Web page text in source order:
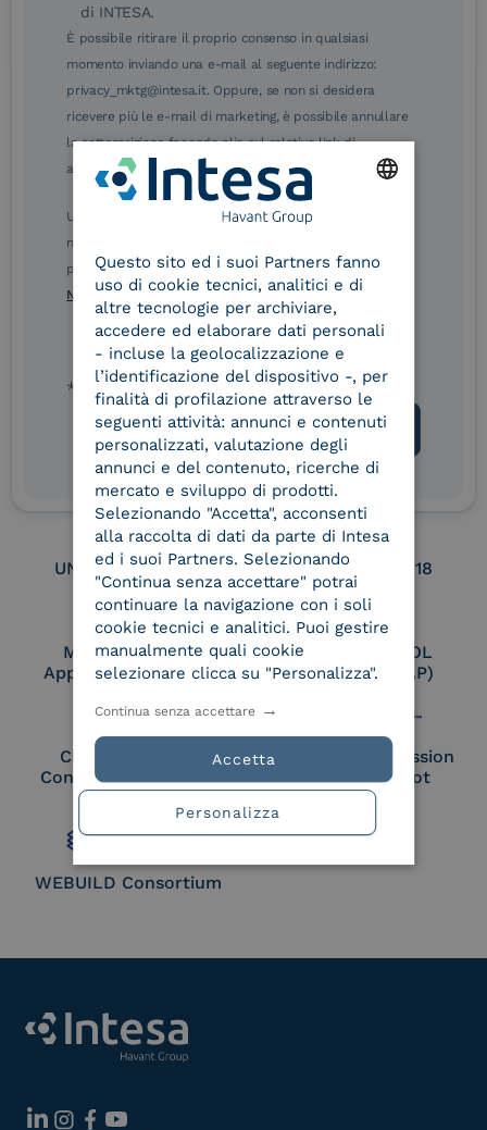
eIDAS Qualified Trust
Service Provider
eIDAS Qualified Trust
Service Provider for
Electronic Signature /
Seal Creation
Service Provider e
Aggregatore SPID
Service Provider e
Aggregatore CIE
Conservatore
qualificato
UNI EN ISO 37001
UNI EN ISO 9001 UNI EN ISO 27001
UNI EN ISO 27017 UNI EN ISO 27018
Membro Adobe
Approved Trust List
Certified PEPPOL
Access Point (AP)
Cloud Signature
Consortium Member
European Commission
Large Scale Pilot
Member
WEBUILD Consortium
di INTESA.
È possibile ritirare il proprio consenso in qualsiasi
momento inviando una e-mail al seguente indirizzo:
privacy_mktg@intesa.it. Oppure, se non si desidera
ricevere più le e-mail di marketing, è possibile annullare
la sottoscrizione facendo clic sul relativo link di
annullamento sottoscrizione, in qualsiasi e-mail.
Ulteriori informazioni sulle procedure sono disponibili
nelle Norme di tutela della privacy INTESA. Inoltrando il
presente modulo, dichiaro di aver letto e compreso le
Norme di tutela della privacy INTESA.
* campo obbligatorio
ITALIAN
Questo sito ed i suoi Partners fanno
uso di cookie tecnici, analitici e di
altre tecnologie per archiviare,
accedere ed elaborare dati personali
- incluse la geolocalizzazione e
l’identificazione del dispositivo -, per
finalità di profilazione attraverso le
seguenti attività: annunci e contenuti
personalizzati, valutazione degli
annunci e del contenuto, ricerche di
mercato e sviluppo di prodotti.
Selezionando "Accetta", acconsenti
alla raccolta di dati da parte di Intesa
ed i suoi Partners. Selezionando
"Continua senza accettare" potrai
continuare la navigazione con i soli
cookie tecnici e analitici. Puoi gestire
manualmente quali cookie
selezionare clicca su "Personalizza".
Accetta
Continua senza accettare
Personalizza